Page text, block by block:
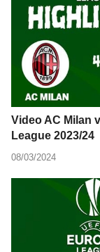
Video AC Milan
League 2023/24
08/03/2024